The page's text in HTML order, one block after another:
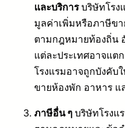
และบริการบริษัทโรง
มูลค่าเพิ่มหรือภาษีข
ตามกฎหมายท้องถิ่น
แต่ละประเทศอาจแต
โรงแรมอาจถูกบังคับ
ขายห้องพัก อาหาร แ
ภาษีอื่น ๆ บริษัทโรงแ